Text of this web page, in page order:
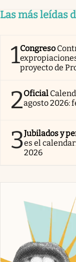
Las más leídas
1Congreso
proyecto de
2Oficial
agosto 2026:
3Jubilados y
es el
2026